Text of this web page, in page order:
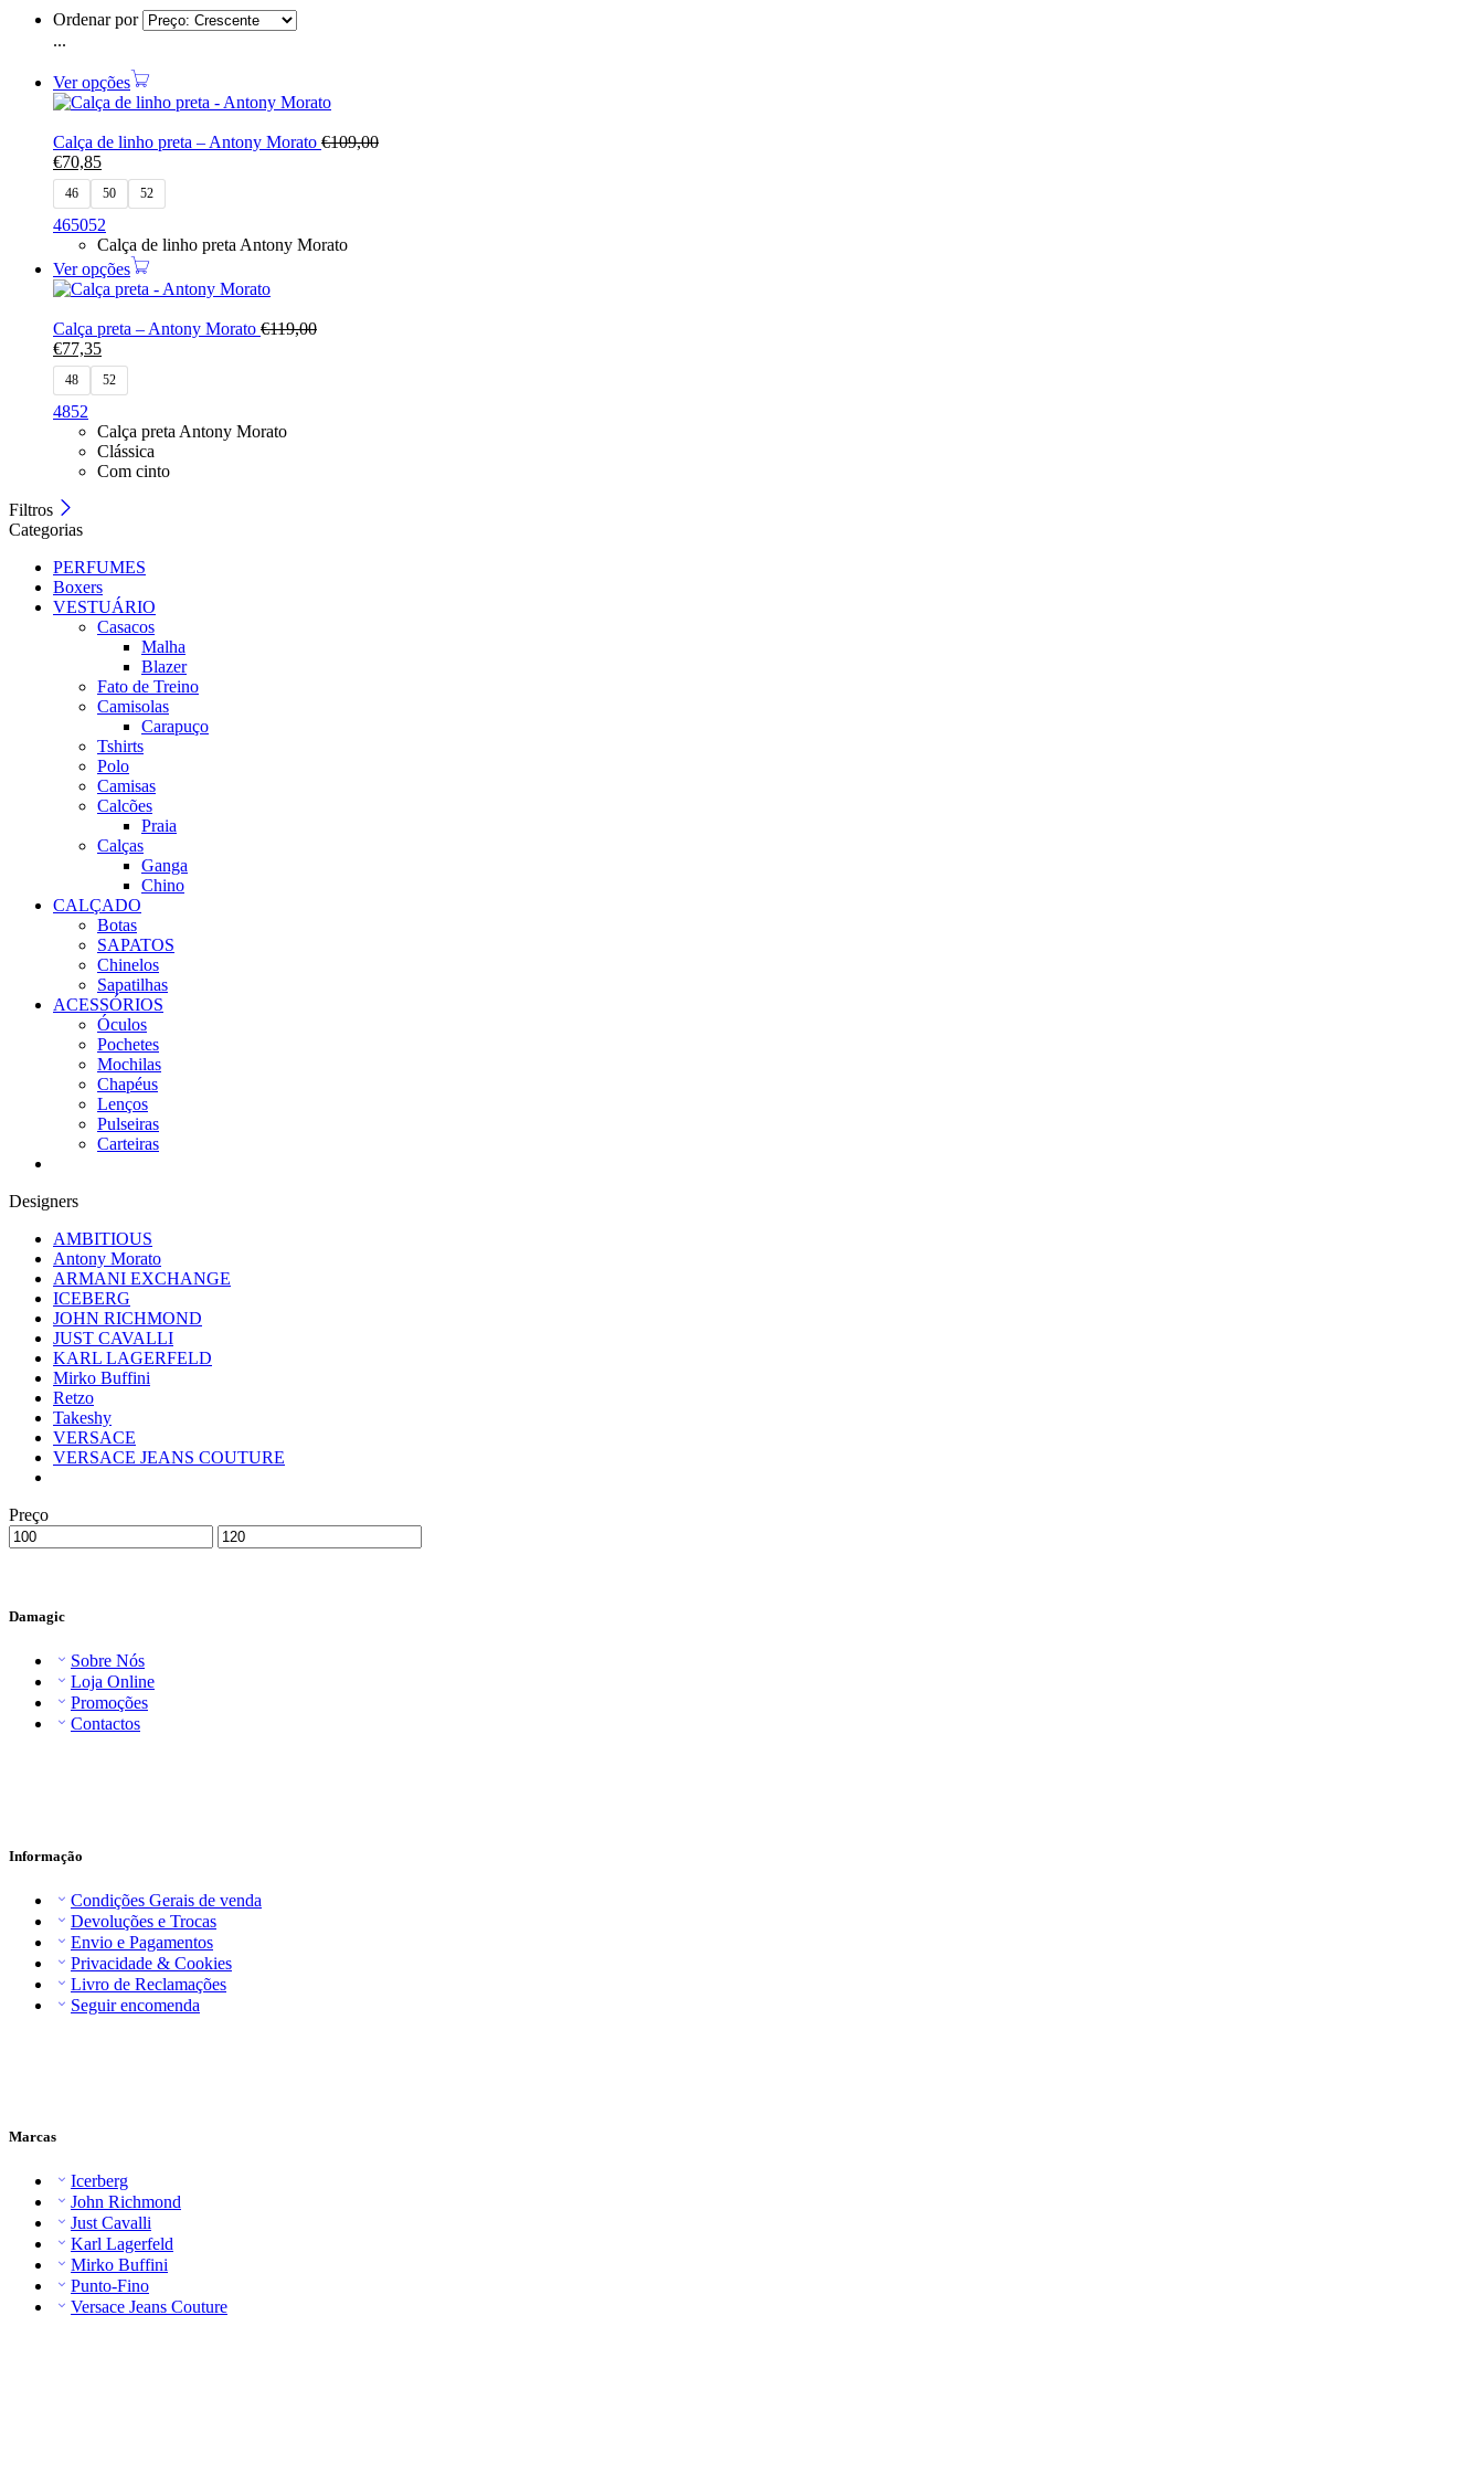
Ordenar por
...
Ver opções
Calça de linho preta – Antony Morato €109,00
€70,85
46 50 52
465052
Calça de linho preta Antony Morato
Ver opções
Calça preta – Antony Morato €119,00
€77,35
48 52
4852
Calça preta Antony Morato
Clássica
Com cinto
Filtros
Categorias
PERFUMES
Boxers
VESTUÁRIO
Casacos
Malha
Blazer
Fato de Treino
Camisolas
Carapuço
Tshirts
Polo
Camisas
Calcões
Praia
Calças
Ganga
Chino
CALÇADO
Botas
SAPATOS
Chinelos
Sapatilhas
ACESSÓRIOS
Óculos
Pochetes
Mochilas
Chapéus
Lenços
Pulseiras
Carteiras
Designers
AMBITIOUS
Antony Morato
ARMANI EXCHANGE
ICEBERG
JOHN RICHMOND
JUST CAVALLI
KARL LAGERFELD
Mirko Buffini
Retzo
Takeshy
VERSACE
VERSACE JEANS COUTURE
Preço
Damagic
Sobre Nós
Loja Online
Promoções
Contactos
Informação
Condições Gerais de venda
Devoluções e Trocas
Envio e Pagamentos
Privacidade & Cookies
Livro de Reclamações
Seguir encomenda
Marcas
Icerberg
John Richmond
Just Cavalli
Karl Lagerfeld
Mirko Buffini
Punto-Fino
Versace Jeans Couture